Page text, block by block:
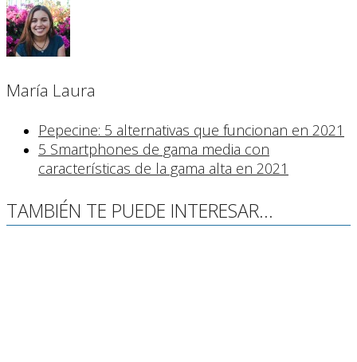
María Laura
Pepecine: 5 alternativas que funcionan en 2021
5 Smartphones de gama media con
características de la gama alta en 2021
TAMBIÉN TE PUEDE INTERESAR...